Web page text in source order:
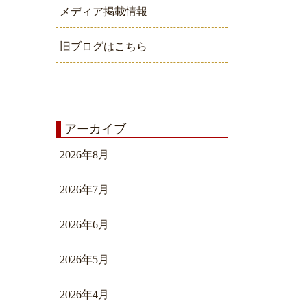
メディア掲載情報
旧ブログはこちら
アーカイブ
2026年8月
2026年7月
2026年6月
2026年5月
2026年4月